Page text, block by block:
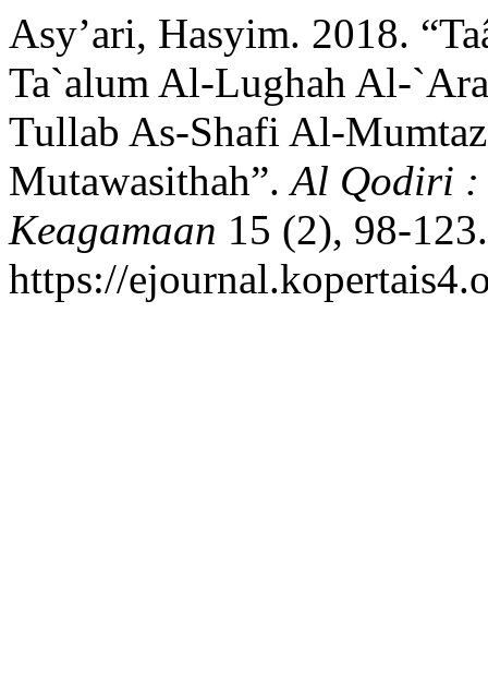
Asy’ari, Hasyim. 2018.
Ta`alum Al-Lughah Al-
Tullab As-Shafi Al-
Mutawasithah”.Al Qodiri :
Keagamaan 15 (2), 98-123.
https://